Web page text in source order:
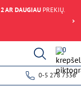
2 AR DAUGIAUPREKIŲ.
0
0-5 278 7336